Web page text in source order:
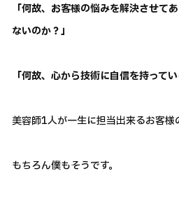
「何故、お客様の悩みを解決させて
ないのか？」
「何故、心から技術に自信を持って
美容師1人が一生に担当出来るお客様
もちろん僕もそうです。